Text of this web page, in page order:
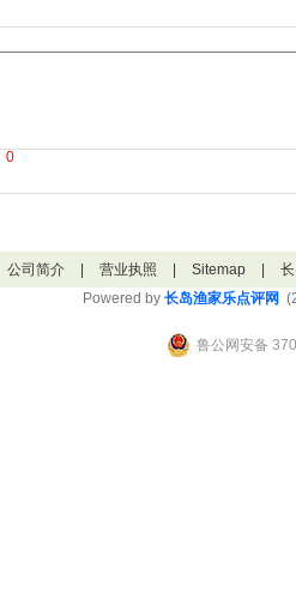
0
公司简介 营业执照 Sitemap
Powered by 长岛渔家乐点评网
鲁公网安备